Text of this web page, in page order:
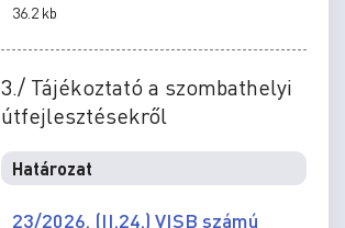
36.2 kb
3./ Tájékoztató a szombathelyi
útfejlesztésekről
Határozat
23/2026. (II.24.) VISB számú